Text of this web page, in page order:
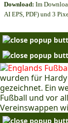
Download: Im
AI EPS, PDF) und 3
wurden für Hardy
gezeichnet. Ein
Fußball und vor
Vereinswappen